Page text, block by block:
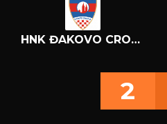
HNK ĐAKOVO CROATIA
2